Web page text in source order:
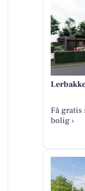
Få
bolig ›